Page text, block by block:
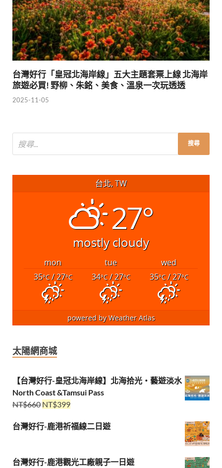
台灣好行「皇冠北海岸線」五大主題套票上線 北海岸
旅遊必買! 野柳、朱銘、美食、溫泉一次玩透透
2025-11-05
台北, TW
27°
mostly cloudy
mon tue
wed
35°C/ 27°C 34°C/ 27°C 35°C/ 27°C
powered byWeather Atlas
太陽網商城
【台灣好行-皇冠北海岸線】北海拾光・藝遊淡水
North Coast &Tamsui Pass
NT$660 NT$399
台灣好行-鹿港祈福線二日遊
台灣好行-鹿港觀光工廠親子一日遊